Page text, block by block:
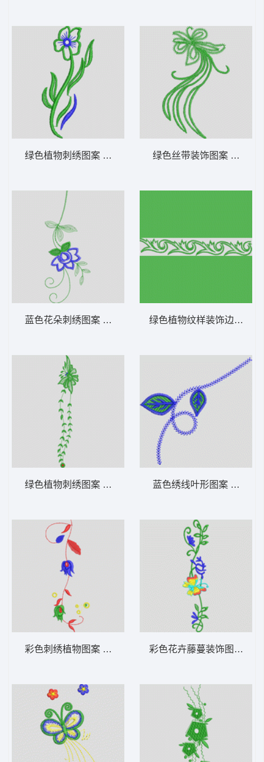
绿色植物刺绣图案 牛仔裤
蓝色花朵刺绣图案 牛仔裤
绿色植物刺绣图案 牛仔裤
彩色刺绣植物图案 牛仔裤
绿色丝带装饰图案 牛仔裤
绿色植物纹样装饰边框 牛
蓝色绣线叶形图案 牛仔裤
彩色花卉藤蔓装饰图案 牛